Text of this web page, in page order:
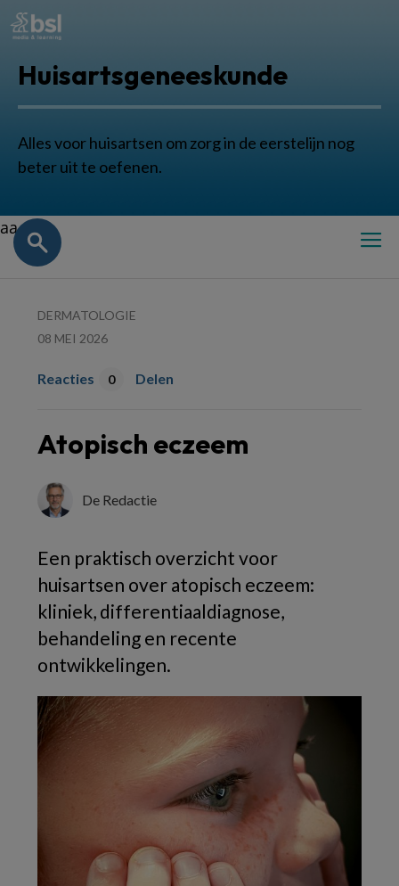
Huisartsgeneeskunde
Alles voor huisartsen om zorg in de eerstelijn nog
beter uit te oefenen.
aa
DERMATOLOGIE
08 MEI 2026
Reacties 0 Delen
Atopisch eczeem
De Redactie
Een praktisch overzicht voor
huisartsen over atopisch eczeem:
kliniek, differentiaaldiagnose,
behandeling en recente
ontwikkelingen.